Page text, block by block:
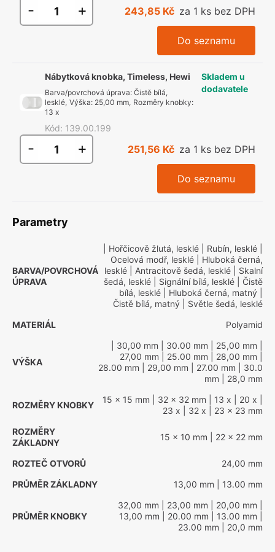
- + 243,85 Kč za 1 ks bez DPH
Do seznamu
Nábytková knobka, Timeless, Hewi
Barva/povrchová úprava:Čistě bílá,
lesklé, Výška: 25,00 mm, Rozměry knobky:
13 x
Kód: 139.00.199
Skladem u
dodavatele
- + 251,56 Kč za 1 ks bez DPH
Do seznamu
Parametry
BARVA/POVRCHOVÁ
ÚPRAVA
| Hořčicově žlutá, lesklé | Rubín, lesklé
Ocelová modř, lesklé | Hluboká černá,
lesklé | Antracitově šedá, lesklé | Skalní
šedá, lesklé | Signální bílá, lesklé | Čistě
bílá, lesklé | Hluboká černá, matný
Čistě bílá, matný | Světle šedá, lesklé
MATERIÁL
Polyamid
VÝŠKA
| 30,00 mm | 30.00 mm | 25,00 mm
27,00 mm | 25.00 mm | 28,00 mm
28.00 mm | 29,00 mm | 27.00 mm | 30.0
mm | 28,0 mm
ROZMĚRY KNOBKY
15 x 15 mm | 32 x 32 mm | 13 x | 20 x
23 x | 32 x | 23 x 23 mm
ROZMĚRY
ZÁKLADNY
15 x 10 mm | 22 x 22 mm
ROZTEČ OTVORŮ
24,00 mm
PRŮMĚR ZÁKLADNY
13,00 mm | 13.00 mm
PRŮMĚR KNOBKY
32,00 mm | 23,00 mm | 20,00 mm
13,00 mm | 20.00 mm | 13.00 mm
23.00 mm | 20,0 mm